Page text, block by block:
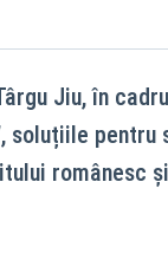
Jiu, în
pentru
românesc